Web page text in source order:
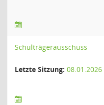
Schulträgerausschuss
Letzte Sitzung: 08.01.2026